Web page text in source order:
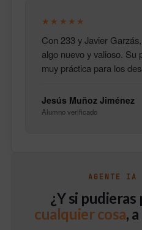
★★★★★
Con 233 y Javier
algo nuevo y valioso. Su
muy práctica para los
Jesús Muñoz Jiménez
Alumno verificado
AGENTE IA
¿Y si
cualquier cosa,